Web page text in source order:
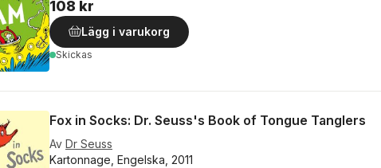
108 kr
Lägg i varukorg
Skickas
Fox in Socks: Dr. Seuss's Book of Tongue Tanglers
Av Dr Seuss
Kartonnage, Engelska, 2011